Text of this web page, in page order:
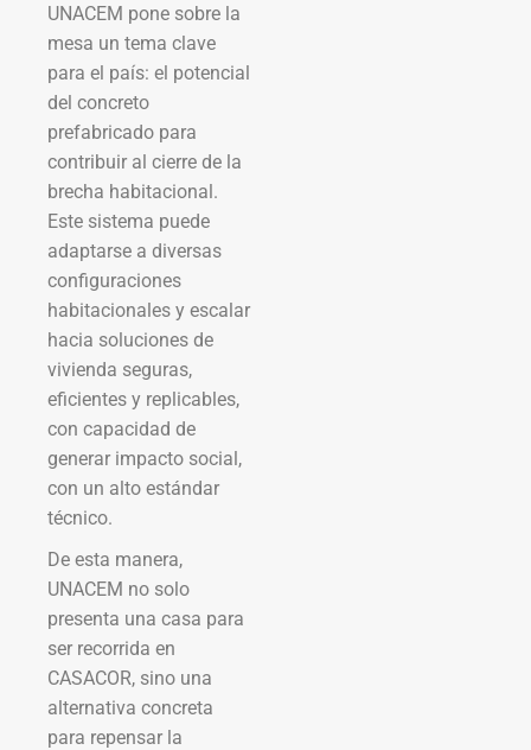
UNACEM pone sobre la
mesa un tema clave
para el país: el potencial
del concreto
prefabricado para
contribuir al cierre de la
brecha habitacional.
Este sistema puede
adaptarse a diversas
configuraciones
habitacionales y escalar
hacia soluciones de
vivienda seguras,
eficientes y replicables,
con capacidad de
generar impacto social,
con un alto estándar
técnico.
De esta manera,
UNACEM no solo
presenta una casa para
ser recorrida en
CASACOR, sino una
alternativa concreta
para repensar la